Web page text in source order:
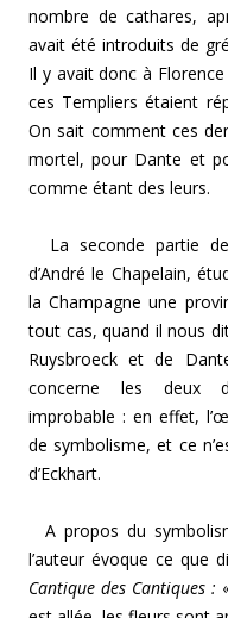
nombre de cathares,
avait été introduits de
Il y avait donc à
ces Tem­pliers étaient
On sait comment ces
mortel, pour Dante et
comme étant des leurs.
La seconde partie
d’André le Chapelain,
la Champagne une
tout cas, quand il nous
Ruysbroeck et de
concerne les deux
improbable : en effet,
de symbolisme, et ce
d’Eckhart.
A propos du
l’auteur évoque ce que
Cantique des Cantiques :